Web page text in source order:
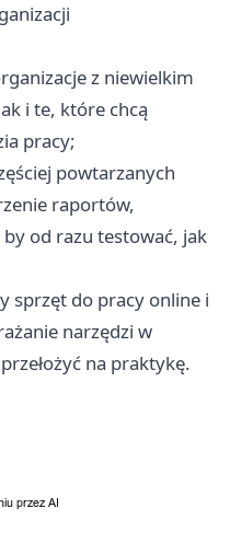
z niewielkim
i te, które chcą
pracy;
powtarzanych
raportów,
od razu testować, jak
sprzęt do pracy online i
narzędzi w
na praktykę.